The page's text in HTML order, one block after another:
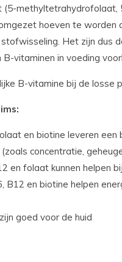
(5-methyltetrahydrofolaat,
hoeven te worden
Het zijn dus
vitaminen in voeding
B-vitamine bij de losse
en biotine leveren een
concentratie,
en folaat kunnen helpen
B12 en biotine helpen
goed voor de huid